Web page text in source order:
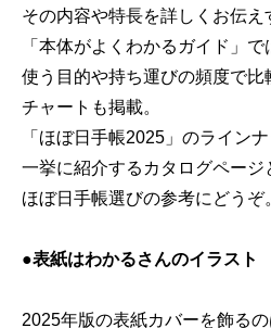
その内容や特長を詳しくお伝え
「本体がよくわかるガイド」で
使う目的や持ち運びの頻度で比
チャートも掲載。
「ほぼ日手帳2025」のライン
一挙に紹介するカタログページ
ほぼ日手帳選びの参考にどうぞ
●表紙はわかるさんのイラスト
2025年版の表紙カバーを飾るの